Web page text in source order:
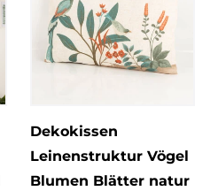
Dekokissen
Leinenstruktur Vögel
Blumen Blätter natur